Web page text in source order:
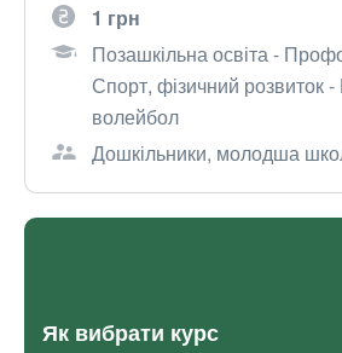
1 грн
Позашкільна освіта -
Спорт, фізичний розвиток -
волейбол
Дошкільники, молодша
Як вибрати курс